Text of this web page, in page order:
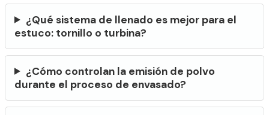
¿Qué sistema de llenado es mejor para el
estuco: tornillo o turbina?
¿Cómo controlan la emisión de polvo
durante el proceso de envasado?